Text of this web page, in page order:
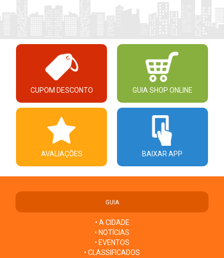
CUPOM DESCONTO GUIA SHOP ONLINE
AVALIAÇÕES BAIXAR APP
GUIA
• A CIDADE
• NOTÍCIAS
• EVENTOS
• CLASSIFICADOS